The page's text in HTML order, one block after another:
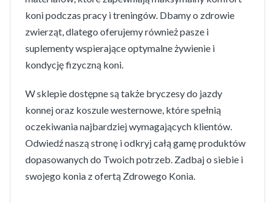
koni podczas pracy i treningów. Dbamy o zdrowie
zwierząt, dlatego oferujemy również pasze i
suplementy wspierające optymalne żywienie i
kondycję fizyczną koni.
W sklepie dostępne są także bryczesy do jazdy
konnej oraz koszule westernowe, które spełnią
oczekiwania najbardziej wymagających klientów.
Odwiedź naszą stronę i odkryj całą gamę produktów
dopasowanych do Twoich potrzeb. Zadbaj o siebie i
swojego konia z ofertą Zdrowego Konia.